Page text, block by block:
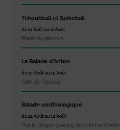
Tchoukball et Spikeball
du 11 Août au 11 Août
Plage du passous
La Balade d’Anton
du 12 Août au 15 Août
Cale du Passous
Balade ornithologique
du 12 Août au 12 Août
Pointe d'Agon (parking de la ferme Borde)